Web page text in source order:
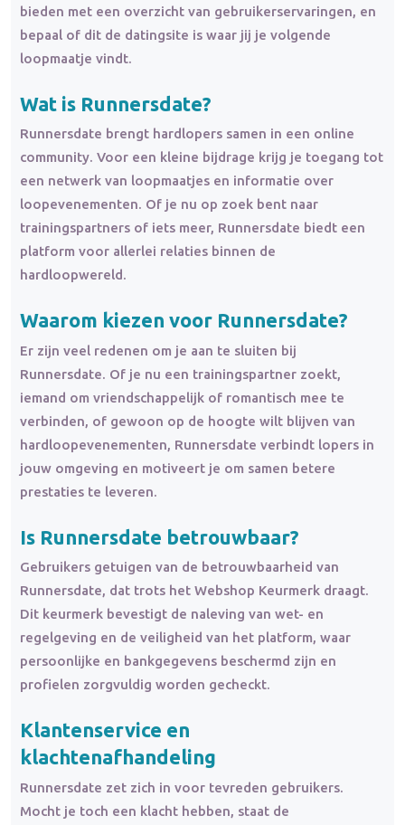
bieden met een overzicht van gebruikerservaringen, en
bepaal of dit de datingsite is waar jij je volgende
loopmaatje vindt.
Wat is Runnersdate?
Runnersdate brengt hardlopers samen in een online
community. Voor een kleine bijdrage krijg je toegang tot
een netwerk van loopmaatjes en informatie over
loopevenementen. Of je nu op zoek bent naar
trainingspartners of iets meer, Runnersdate biedt een
platform voor allerlei relaties binnen de
hardloopwereld.
Waarom kiezen voor Runnersdate?
Er zijn veel redenen om je aan te sluiten bij
Runnersdate. Of je nu een trainingspartner zoekt,
iemand om vriendschappelijk of romantisch mee te
verbinden, of gewoon op de hoogte wilt blijven van
hardloopevenementen, Runnersdate verbindt lopers in
jouw omgeving en motiveert je om samen betere
prestaties te leveren.
Is Runnersdate betrouwbaar?
Gebruikers getuigen van de betrouwbaarheid van
Runnersdate, dat trots het Webshop Keurmerk draagt.
Dit keurmerk bevestigt de naleving van wet- en
regelgeving en de veiligheid van het platform, waar
persoonlijke en bankgegevens beschermd zijn en
profielen zorgvuldig worden gecheckt.
Klantenservice en
klachtenafhandeling
Runnersdate zet zich in voor tevreden gebruikers.
Mocht je toch een klacht hebben, staat de